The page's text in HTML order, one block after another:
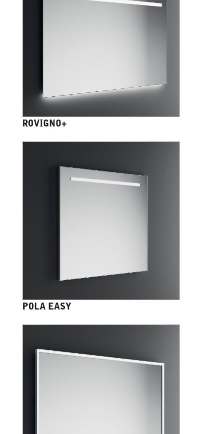
ROVIGNO+
POLA EASY